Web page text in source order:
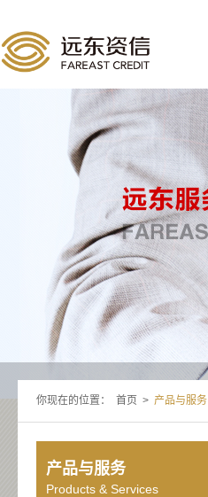
你现在的位置： 首页 > 产品与服务
产品与服务
Products & Services